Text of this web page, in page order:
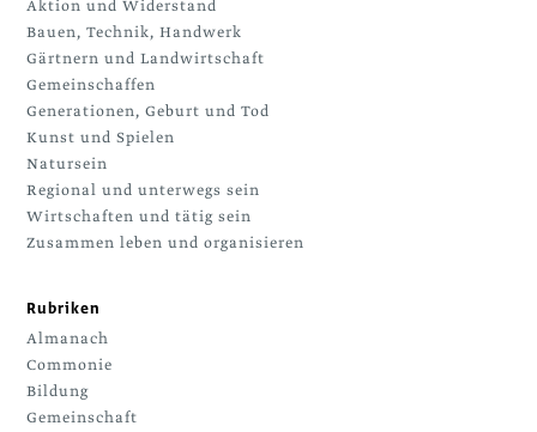
Aktion und Widerstand
Bauen, Technik, Handwerk
Gärtnern und Landwirtschaft
Gemeinschaffen
Generationen, Geburt und Tod
Kunst und Spielen
Natursein
Regional und unterwegs sein
Wirtschaften und tätig sein
Zusammen leben und organisieren
Rubriken
Almanach
Commonie
Bildung
Gemeinschaft